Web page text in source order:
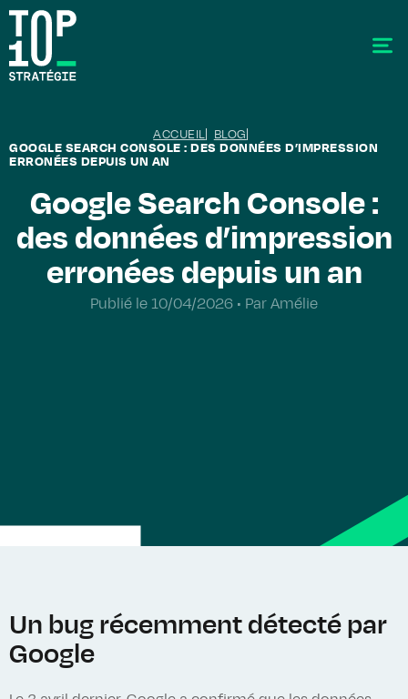
SEO - Référencement
Stratégie éditoriale
GEO - Generative Engine Optimization
ACCUEIL
BLOG
GOOGLE SEARCH CONSOLE : DES DONNÉES D’IMPRESSION
ERRONÉES DEPUIS UN AN
Google Search Console :
des données d’impression
erronées depuis un an
Publié le 10/04/2026 • Par Amélie
Un bug récemment détecté par
Google